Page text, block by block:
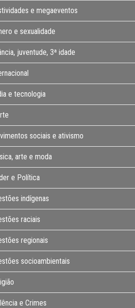
e megaeventos
e sexualidade
juventude, 3ª idade
e tecnologia
sociais e ativismo
arte e moda
e Política
indígenas
raciais
regionais
socioambientais
e Crimes